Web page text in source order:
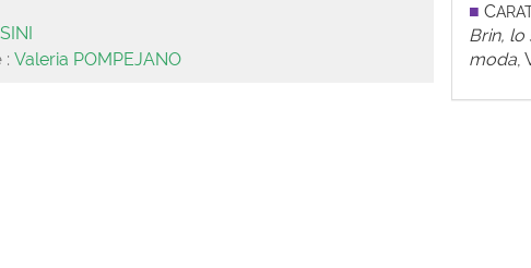
:Valeria POMPEJANO
■ C
Brin, lo
moda,